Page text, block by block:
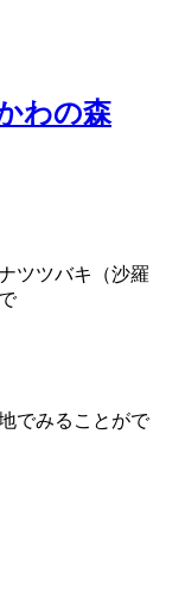
わの森
ツツバキ（沙羅
でみることがで